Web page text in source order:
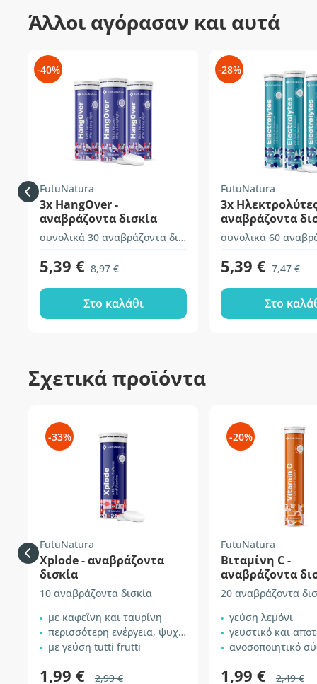
Άλλοι αγόρασαν και αυτά
-40%
FutuNatura
3x HangOver -
αναβράζοντα δισκία
συνολικά 30 αναβράζοντα δισκία
5,39 € 8,97 €
Στο καλάθι
-28%
FutuNatura
3x
αναβράζοντα
5,39 € 7,47 €
Στο
Σχετικά προϊόντα
-33%
FutuNatura
Xplode - αναβράζοντα
δισκία
10 αναβράζοντα δισκία
με καφεΐνη και ταυρίνη
περισσότερη ενέργεια, ψυχολογική λειτουργία, νευρικό σύστημα
με γεύση tutti frutti
1,99 € 2,99 €
-20%
FutuNatura
Βιταμίνη C -
αναβράζοντα
20 αναβράζοντα
γεύση λεμόνι
γευστικό και
ανοσοποιητικό σύστημα
1,99 € 2,49 €